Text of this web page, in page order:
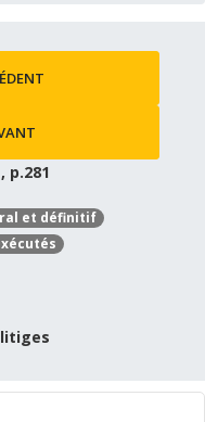
p.281
et définitif